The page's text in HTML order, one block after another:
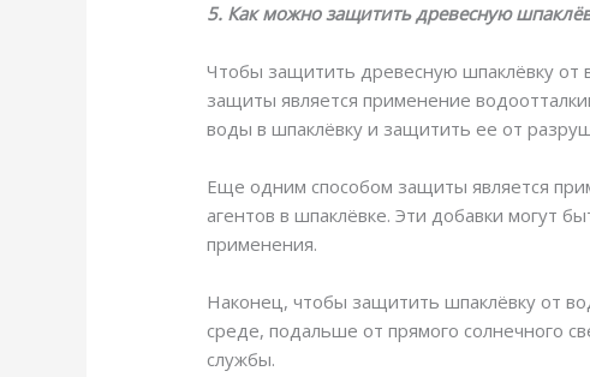
5. Как можно защитить древесную
Чтобы защитить древесную шпаклёвку от
защиты является применение
воды в шпаклёвку и защитить ее от
Еще одним способом защиты является
агентов в шпаклёвке. Эти добавки могут
применения.
Наконец, чтобы защитить шпаклёвку от
среде, подальше от прямого солнечного
службы.